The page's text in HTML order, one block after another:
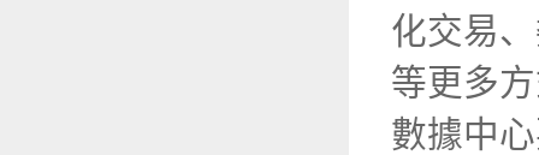
化交易
等更多
數據中